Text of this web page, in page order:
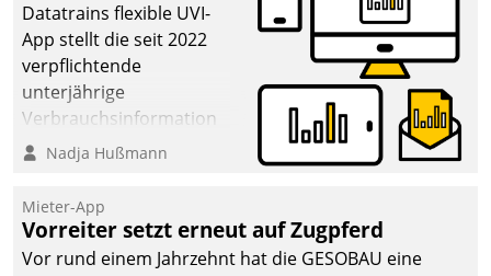
Datatrains flexible UVI-
App stellt die seit 2022
verpflichtende
unterjährige
Verbrauchsinformation
schnell, zuverlässig und
Die monatlichen
Mitteilungen zum
Heizungs- und
Nadja Hußmann
Mieter-App
Vorreiter setzt erneut auf Zugpferd
Vor rund einem Jahrzehnt hat die GESOBAU eine